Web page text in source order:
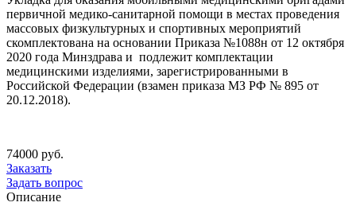
первичной медико-санитарной помощи в местах проведения
массовых физкультурных и спортивных мероприятий
скомплектована на основании Приказа №1088н от 12 октября
2020 года Минздрава и подлежит комплектации
медицинскими изделиями, зарегистрированными в
Российской Федерации (взамен приказа МЗ РФ № 895 от
20.12.2018).
74000 руб.
Заказать
Задать вопрос
Описание